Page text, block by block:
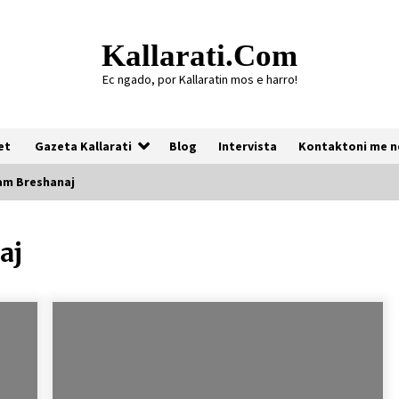
Kallarati.com
Ec ngado, por Kallaratin mos e harro!
Gazeta Kallarati Blog Intervista Kontaktoni me
Breshanaj